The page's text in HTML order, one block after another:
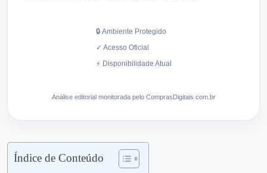
🔒 Ambiente Protegido
✓ Acesso Oficial
⚡ Disponibilidade Atual
Análise editorial monitorada pelo ComprasDigitais.com.br
Índice de Conteúdo